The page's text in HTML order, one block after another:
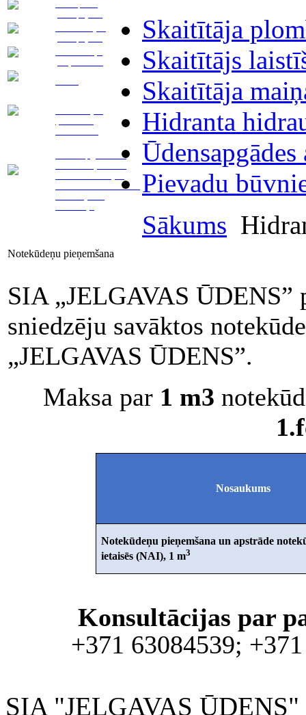
Ūdensapgādes un
vietas norobežošana.
Skaitītāja
Skaitītājs
Skaitītāja
Hidranta
Pievadu
Sākums
Notekūdeņu pieņemšana
SIA „JELGAVAS ŪDENS”
sniedzēju savāktos
„JELGAVAS ŪDENS”.
Maksa par 1 m3
Nosaukums
Notekūdeņu pieņemšana un apstrāde
ietaisēs (NAI), 1 m3
Konsultācijas par
+371 63084539;
SIA "JELGAVAS ŪDENS"